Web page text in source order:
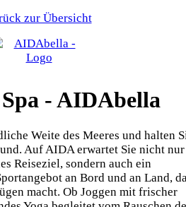
zur Übersicht
- AIDAbella
Weite des Meeres und halten
Auf AIDA erwartet Sie nicht nur
Reiseziel, sondern auch ein
an Bord und an Land,
macht. Ob Joggen mit frischer